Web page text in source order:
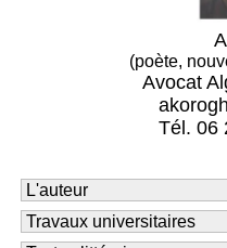
(poète,
Avocat
Tél. 06